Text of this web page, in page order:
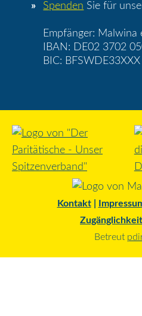
Spenden Sie für
Empfänger: Malwina
IBAN: DE02 3702
BIC: BFSWDE33XXX
Kontakt|
Betreut